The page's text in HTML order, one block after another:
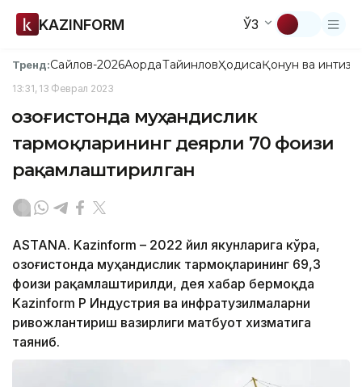
KAZINFORM ЎЗ
Тренд:Сайлов-2026АқордаТайинловҲодисаҚонун ва
13:31, 13 Феврал 2023
Қозоғистонда муҳандислик
тармоқларининг деярли 70 фоизи
рақамлаштирилган
ASTANA. Kazinform – 2022 йил якунларига кўра,
Қозоғистонда муҳандислик тармоқларининг 69,3
фоизи рақамлаштирилди, дея хабар бермоқда
Kazinform ҚР Индустрия ва инфратузилмаларни
ривожлантириш вазирлиги матбуот хизматига
таяниб.